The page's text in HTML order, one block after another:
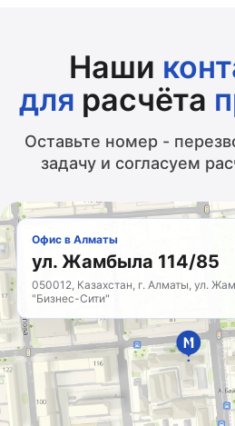
Наши
для расчёта
Оставьте номер -
задачу и согласуем
Офис в Алматы
ул. Жамбыла 114/85
050012, Казахстан, г. Алматы, ул.
"Бизнес-Сити"МАРКЕТИНГОВОЕ
АГЕНТСТВО
Казахстан · с 2011 года